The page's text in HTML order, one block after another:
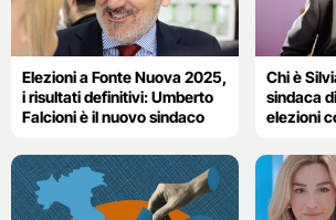
Elezioni a Fonte Nuova 2025,
i risultati definitivi: Umberto
Falcioni è il nuovo sindaco
Chi è
sindaca
elezioni